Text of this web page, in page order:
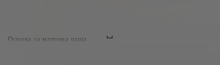
Основа за маточна чаша